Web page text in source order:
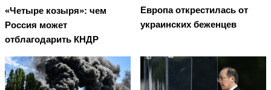
«Четыре козыря»: чем
Россия может
отблагодарить КНДР
Европа открестилась от
украинских беженцев